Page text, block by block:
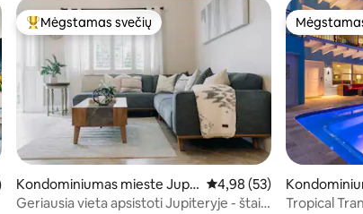
4,92 iš 5, atsiliepimų: 130
Svečių mėgstamiausias
Mėgstamas svečių
Kondominiumas mieste Jupit
er
Vidutinis įvertinimas:
4,98 (53)
Geriausia vieta apsistoti Jupiteryje - štai
t Palm
Tropical